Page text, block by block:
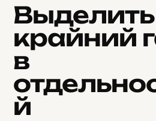
Выделить
крайний
в
й